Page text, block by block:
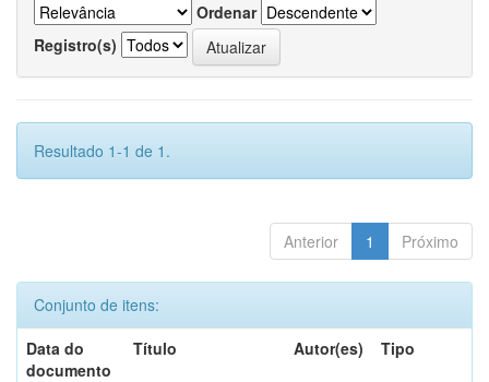
Ordenar
Registro(s)
Resultado 1-1 de 1.
Anterior 1 Próximo
Conjunto de itens:
Data do
documento
Título Autor(es) Tipo